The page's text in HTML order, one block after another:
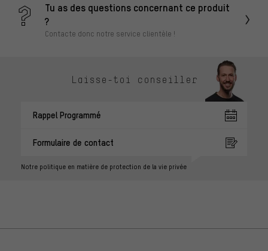
Tu as des questions concernant ce produit
?
Contacte donc notre service clientèle !
Laisse-toi conseiller
Rappel Programmé
Formulaire de contact
Notre politique en matière de protection de la vie privée